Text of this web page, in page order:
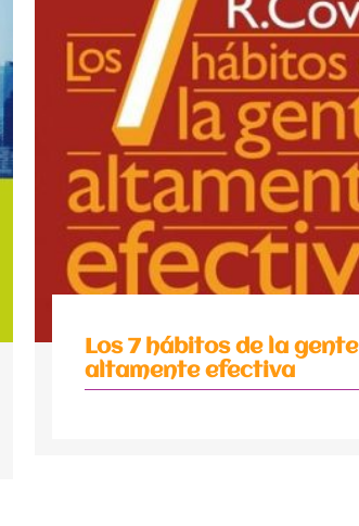
Los 7 hábitos de la gente
altamente efectiva